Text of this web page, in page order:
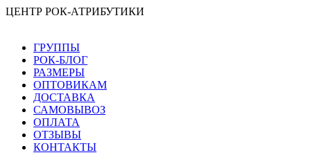
ЦЕНТР РОК-АТРИБУТИКИ
ГРУППЫ
РОК-БЛОГ
РАЗМЕРЫ
ОПТОВИКАМ
ДОСТАВКА
САМОВЫВОЗ
ОПЛАТА
ОТЗЫВЫ
КОНТАКТЫ